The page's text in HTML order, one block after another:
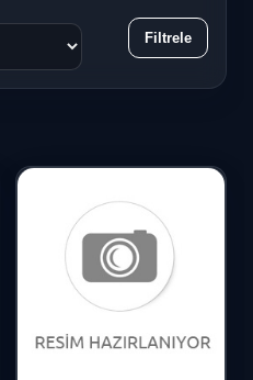
Ara
Filtrele
Favori
Karşılaştır